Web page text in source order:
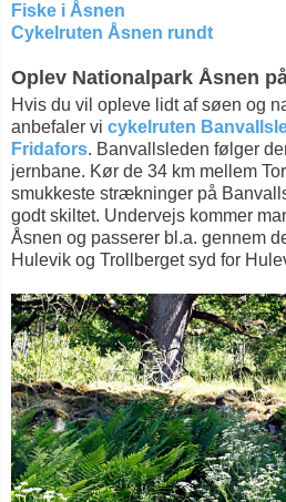
Fiske i Åsnen
Cykelruten Åsnen rundt
Oplev Nationalpark Åsnen
Hvis du vil opleve lidt af søen og
anbefaler vi cykelruten
Fridafors. Banvallsleden følger
jernbane. Kør de 34 km mellem
smukkeste strækninger på
godt skiltet. Undervejs kommer
Åsnen og passerer bl.a. gennem
Hulevik og Trollberget syd for